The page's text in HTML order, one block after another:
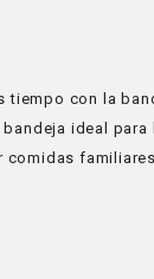
tiempo con la
ideal para
comidas